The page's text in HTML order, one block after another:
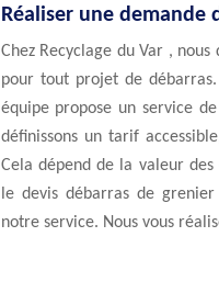
Réaliser une demande
Chez Recyclage du Var ,
pour tout projet de
équipe propose un service
définissons un tarif
Cela dépend de la valeur
le devis débarras de
notre service. Nous vous